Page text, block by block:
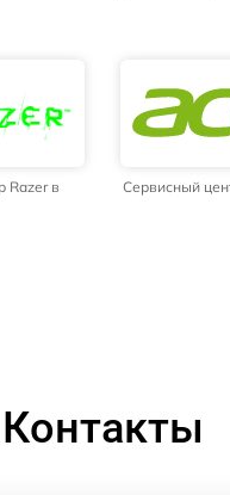
Razer в
Сервисный
Контакты